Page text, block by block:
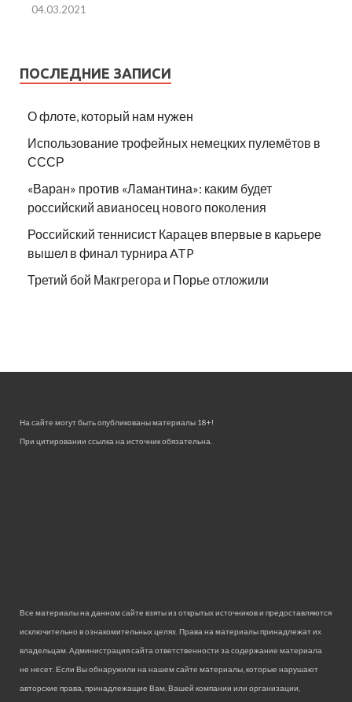
04.03.2021
ПОСЛЕДНИЕ ЗАПИСИ
О флоте, который нам нужен
Использование трофейных немецких пулемётов в
СССР
«Варан» против «Ламантина»: каким будет
российский авианосец нового поколения
Российский теннисист Карацев впервые в карьере
вышел в финал турнира ATP
Третий бой Макгрегора и Порье отложили
На сайте могут быть опубликованы материалы 18+!
При цитировании ссылка на источник обязательна.
Все материалы на данном сайте взяты из открытых источников и предоставляются
исключительно в ознакомительных целях. Права на материалы принадлежат их
владельцам. Администрация сайта ответственности за содержание материала
не несет. Если Вы обнаружили на нашем сайте материалы, которые нарушают
авторские права, принадлежащие Вам, Вашей компании или организации,